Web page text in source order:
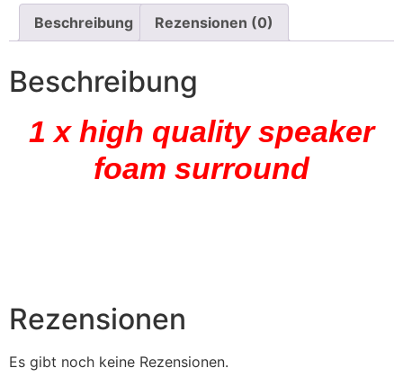
Beschreibung Rezensionen (0)
Beschreibung
1 x high quality speaker
foam surround
Rezensionen
Es gibt noch keine Rezensionen.